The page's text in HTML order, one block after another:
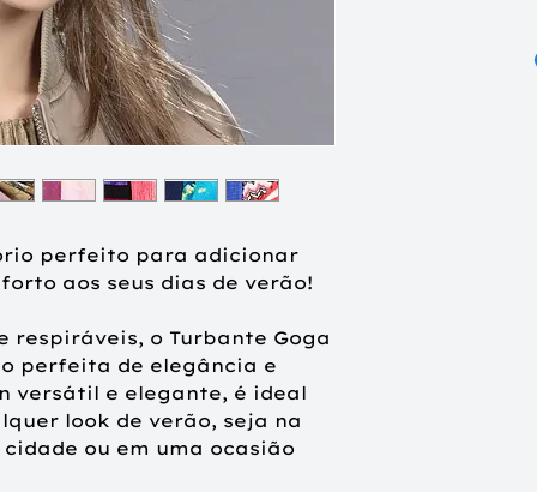
perfeito para adicionar
aos seus dias de verão!
respiráveis, o Turbante Goga
perfeita de elegância e
versátil e elegante, é ideal
look de verão, seja na
ou em uma ocasião
95% Bamboo